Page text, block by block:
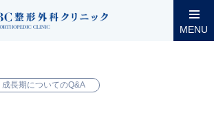
MENU
小児低身長 成長期についてのQ&A 成長
成長期についてのQ&A